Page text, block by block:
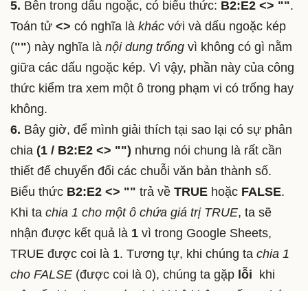
5. Bên trong dấu ngoặc, có biểu thức: B2:E2 <> "".
Toán tử <> có nghĩa là khác với và dấu ngoặc kép
("") này nghĩa là nội dung trống vì không có gì nằm
giữa các dấu ngoặc kép. Vì vậy, phần này của công
thức kiểm tra xem một ô trong phạm vi có trống hay
không.
6. Bây giờ, để mình giải thích tại sao lại có sự phân
chia (1 / B2:E2 <> "") nhưng nói chung là rất cần
thiết để chuyển đổi các chuỗi văn bản thành số.
Biểu thức B2:E2 <> "" trả về TRUE hoặc FALSE.
Khi ta chia 1 cho một ô chứa giá trị TRUE, ta sẽ
nhận được kết quả là 1 vì trong Google Sheets,
TRUE được coi là 1. Tương tự, khi chúng ta chia 1
cho FALSE (được coi là 0), chúng ta gặp lỗi
khi